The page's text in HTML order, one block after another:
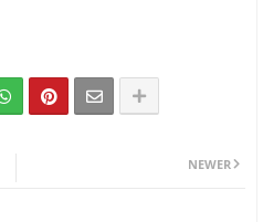
NEWER